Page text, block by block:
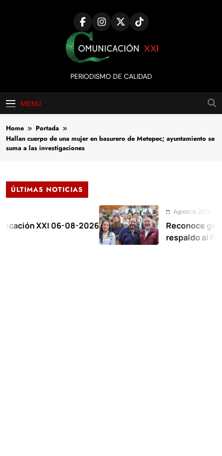
Comunicación
XXI
PERIODISMO DE CALIDAD
MENU
Home
Portada
Hallan cuerpo de una mujer en basurero de Metepec; ayuntamiento se
suma a las investigaciones
ÚLTIMAS NOTICIAS
XXI 06-08-2026
Agosto 6, 2026
Reconoce
respaldo al Plan de la